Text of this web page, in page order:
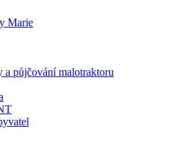
Marie
a půjčování ma­lo­trak­to­ru